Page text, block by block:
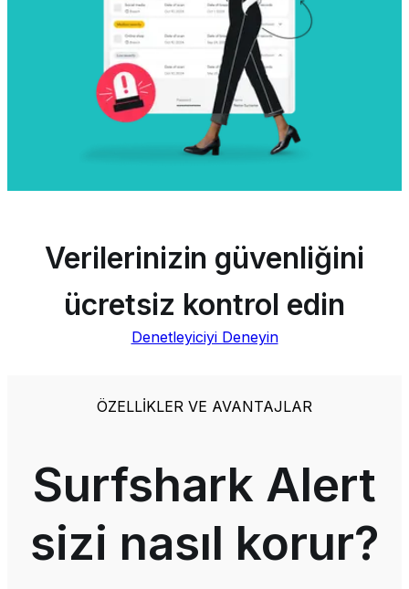
Verilerinizin güvenliğini
ücretsiz kontrol edin
Denetleyiciyi Deneyin
ÖZELLİKLER VE AVANTAJLAR
Surfshark Alert
sizi nasıl korur?